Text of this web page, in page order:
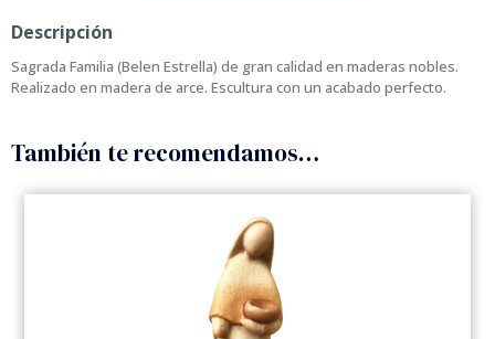
Descripción
Sagrada Familia (Belen Estrella) de gran calidad en maderas nobles.
Realizado en madera de arce. Escultura con un acabado perfecto.
También te recomendamos…